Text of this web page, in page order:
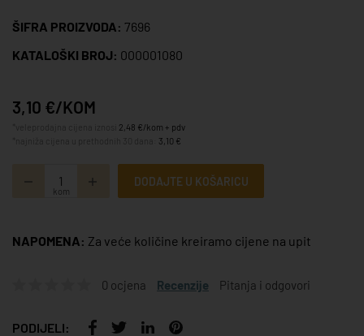
ŠIFRA PROIZVODA: 7696
KATALOŠKI BROJ: 000001080
3,10 €/KOM
2,48 €/kom + pdv
3,10 €
kom
DODAJTE U KOŠARICU
NAPOMENA: Za veće količine kreiramo cijene na upit
0 ocjena Recenzije Pitanja i odgovori
PODIJELI: